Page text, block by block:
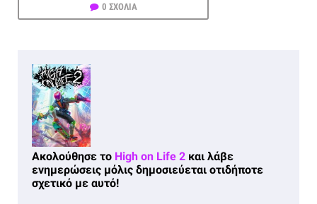
0 ΣΧΟΛΙΑ
Ακολούθησε το High on Life 2 και λάβε
ενημερώσεις μόλις δημοσιεύεται οτιδήποτε
σχετικό με αυτό!